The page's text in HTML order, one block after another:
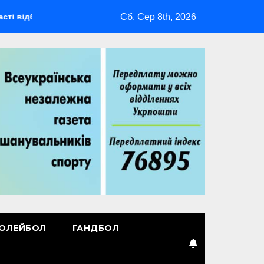
мультиспортивний табір ГАРТ 2026 – як долучитися
Сб. Сер 8th, 2026
ГАНДБОЛ